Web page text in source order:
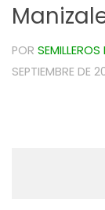
POR
SEPTIEMBRE DE